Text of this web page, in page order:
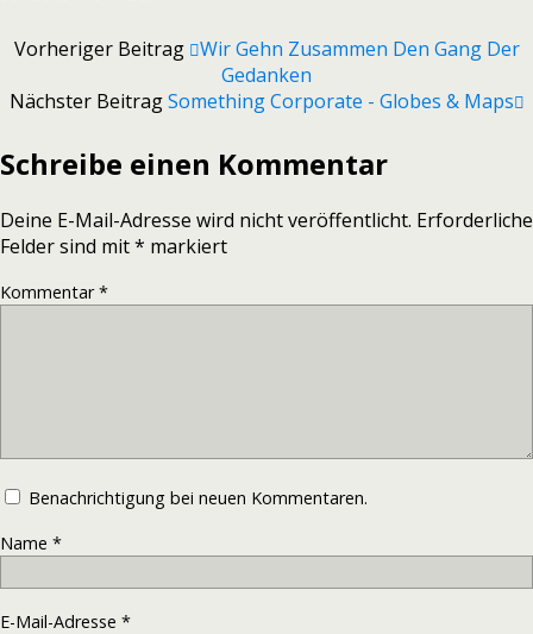
Vorheriger Beitrag Wir Gehn Zusammen Den Gang Der
Gedanken
Nächster BeitragSomething Corporate - Globes & Maps
Schreibe einen Kommentar
Deine E-Mail-Adresse wird nicht veröffentlicht. Erforderliche
Felder sind mit* markiert
Kommentar*
Benachrichtigung bei neuen Kommentaren.
Name *
E-Mail-Adresse *